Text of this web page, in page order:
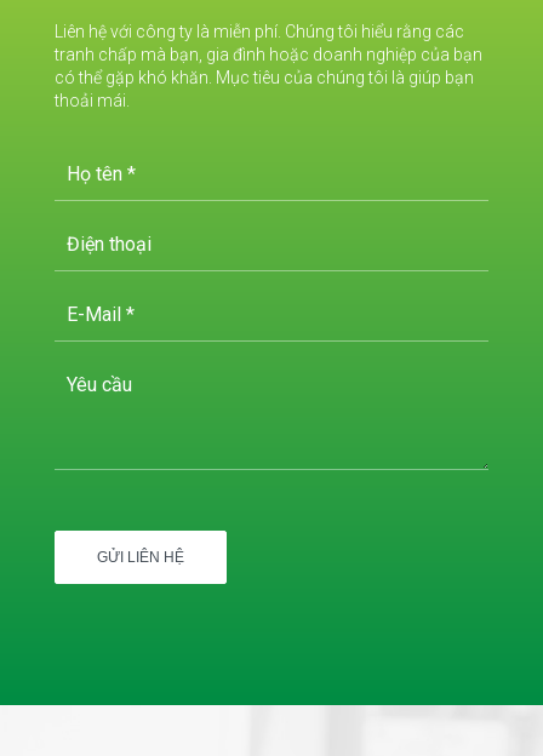
Liên hệ với công ty là miễn phí. Chúng tôi hiểu rằng các
tranh chấp mà bạn, gia đình hoặc doanh nghiệp của bạn
có thể gặp khó khăn. Mục tiêu của chúng tôi là giúp bạn
thoải mái.